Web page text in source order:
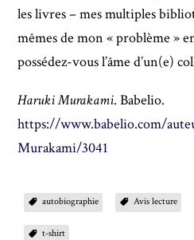
les livres – mes multiples
mêmes de mon « problème »
possédez-vous l’âme d’un(e)
Haruki Murakami. Babelio.
https://www.babelio.com/
Murakami/3041
autobiographie Avis lecture
t-shirt